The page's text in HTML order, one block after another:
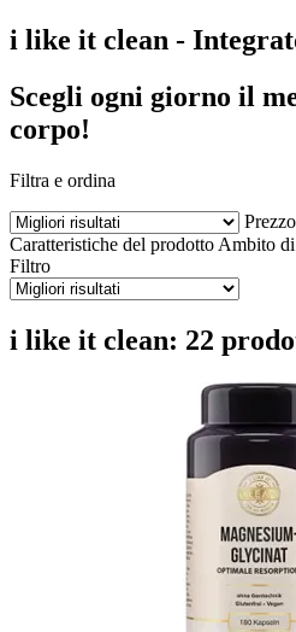
i like it clean -
Scegli ogni giorno il
corpo!
Filtra e ordina
Prezzo
Caratteristiche del prodotto Ambito
Filtro
i like it clean: 22